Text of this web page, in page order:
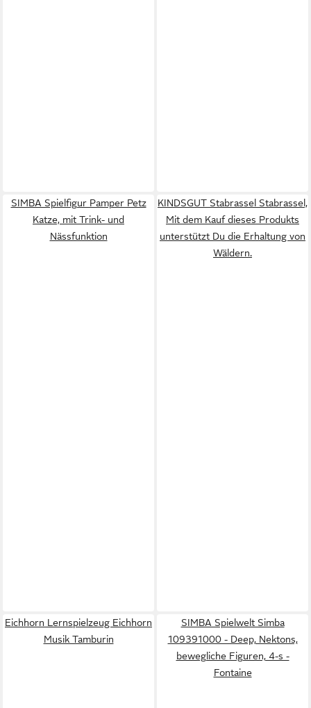
SIMBA Spielfigur Pamper Petz
Katze, mit Trink- und
Nässfunktion
KINDSGUT Stabrassel Stabrassel,
Mit dem Kauf dieses Produkts
unterstützt Du die Erhaltung von
Wäldern.
Eichhorn Lernspielzeug Eichhorn
Musik Tamburin
SIMBA Spielwelt Simba
109391000 - Deep, Nektons,
bewegliche Figuren, 4-s -
Fontaine